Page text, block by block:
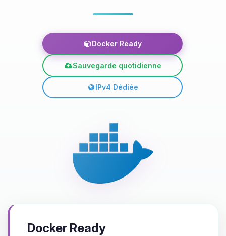
Docker Ready
Sauvegarde quotidienne
IPv4 Dédiée
Docker Ready